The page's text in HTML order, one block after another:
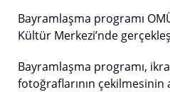
Bayramlaşma programı
Kültür Merkezi’nde
Bayramlaşma programı,
fotoğraflarının çekilmesinin